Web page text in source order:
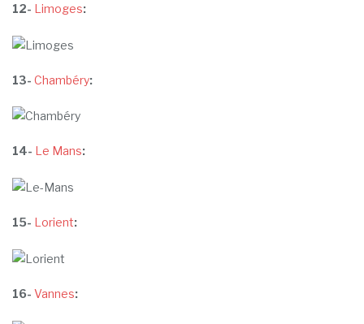
12- Limoges:
13- Chambéry:
14- Le Mans:
15- Lorient:
16- Vannes: